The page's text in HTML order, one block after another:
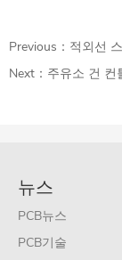
Previous： 적외선
Next： 주유소 건 컨
뉴스
PCB뉴스
PCB기술